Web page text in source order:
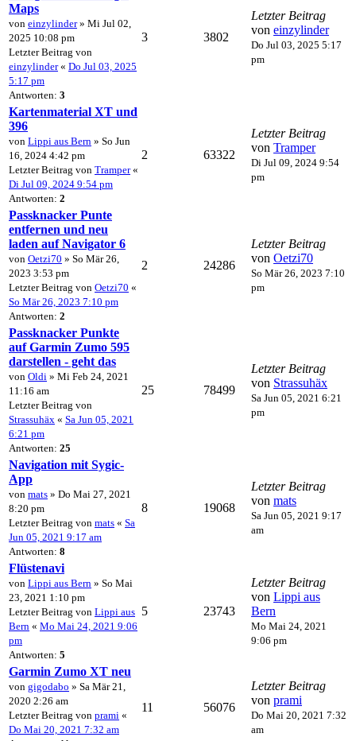
Maps
von einzylinder» Mi Jul 02,
2025 10:08 pm
Letzter Beitrag von
einzylinder« Do Jul 03, 2025
5:17 pm
Antworten: 3
3 3802
Letzter Beitrag
von einzylinder
Do Jul 03, 2025 5:17
pm
Kartenmaterial XT und
396
von Lippi aus Bern » So Jun
16, 2024 4:42 pm
Letzter Beitrag von Tramper«
Di Jul 09, 2024 9:54 pm
Antworten: 2
2 63322
Letzter Beitrag
von Tramper
Di Jul 09, 2024 9:54
pm
Passknacker Punte
entfernen und neu
laden auf Navigator 6
von Oetzi70 » So Mär 26,
2023 3:53 pm
Letzter Beitrag von Oetzi70 «
So Mär 26, 2023 7:10 pm
Antworten: 2
2 24286
Letzter Beitrag
von Oetzi70
So Mär 26, 2023 7:10
pm
Passknacker Punkte
auf Garmin Zumo 595
darstellen - geht das
von Oldi » Mi Feb 24, 2021
11:16 am
Letzter Beitrag von
Strassuhäx « Sa Jun 05, 2021
6:21 pm
Antworten: 25
25 78499
Letzter Beitrag
von Strassuhäx
Sa Jun 05, 2021 6:21
pm
Navigation mit Sygic-
App
von mats » Do Mai 27, 2021
8:20 pm
Letzter Beitrag von mats « Sa
Jun 05, 2021 9:17 am
Antworten: 8
8 19068
Letzter Beitrag
von mats
Sa Jun 05, 2021 9:17
am
Flüstenavi
von Lippi aus Bern » So Mai
23, 2021 1:10 pm
Letzter Beitrag von Lippi aus
Bern « Mo Mai 24, 2021 9:06
pm
Antworten: 5
5 23743
Letzter Beitrag
von Lippi aus
Bern
Mo Mai 24, 2021
9:06 pm
Garmin Zumo XT neu
von gigodabo » Sa Mär 21,
2020 2:26 am
Letzter Beitrag von prami «
Do Mai 20, 2021 7:32 am
11 56076
Letzter Beitrag
von prami
Do Mai 20, 2021 7:32
am